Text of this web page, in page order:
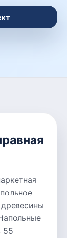
55